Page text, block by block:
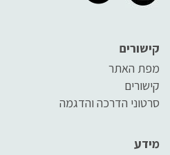
קישורים
מפת האתר
קישורים
סרטוני הדרכה והדגמה
מידע